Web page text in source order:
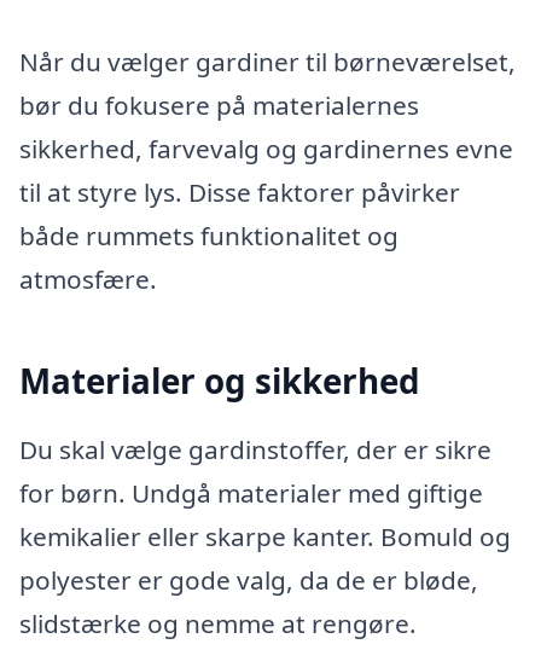
Når du vælger gardiner til børneværelset,
bør du fokusere på materialernes
sikkerhed, farvevalg og gardinernes evne
til at styre lys. Disse faktorer påvirker
både rummets funktionalitet og
atmosfære.
Materialer og sikkerhed
Du skal vælge gardinstoffer, der er sikre
for børn. Undgå materialer med giftige
kemikalier eller skarpe kanter. Bomuld og
polyester er gode valg, da de er bløde,
slidstærke og nemme at rengøre.